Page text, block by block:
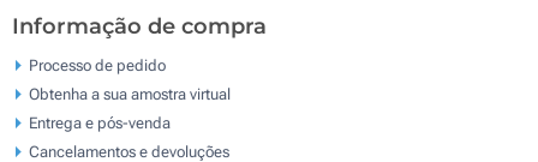
Informação de compra
Processo de pedido
Obtenha a sua amostra virtual
Entrega e pós-venda
Cancelamentos e devoluções